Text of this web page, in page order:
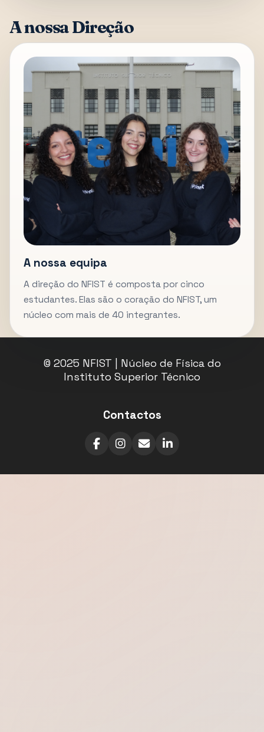
A nossa Direção
A nossa equipa
A direção do NFIST é composta por cinco
estudantes. Elas são o coração do NFIST, um
núcleo com mais de 40 integrantes.
© 2025 NFIST | Núcleo de Física do
Instituto Superior Técnico
Contactos